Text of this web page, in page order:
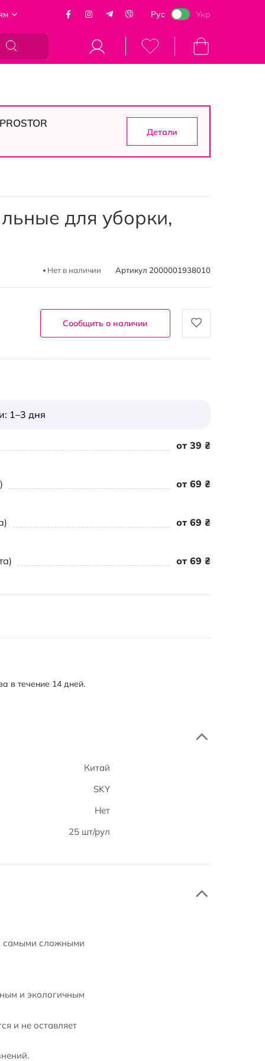
Рус Укр
Моя корзина
Детали
для уборки,
Нет в наличии Артикул 2000001938010
Сообщить о наличии
1–3 дня
от 39 ₴
от 69 ₴
от 69 ₴
от 69 ₴
в течение 14 дней.
Китай
SKY
Нет
25 шт/рул
самыми сложными
и экологичным
и не оставляет